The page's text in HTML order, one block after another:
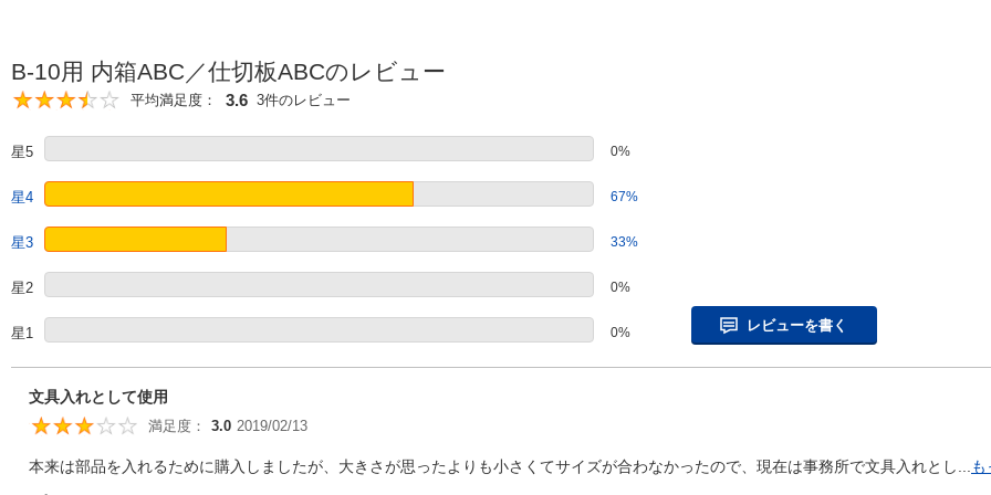
B-10用 内箱ABC／仕切板ABCのレビュー
3.6
平均満足度： 3.6 3件のレビュー
星5 0%
星4 67%
星3 33%
星2 0%
星1 0% レビューを書く
文具入れとして使用
3
満足度： 3.0 2019/02/13
本来は部品を入れるために購入しましたが、大きさが思ったよりも小さくてサイズが合わなかったので、現在は事務所で文具入れとし...